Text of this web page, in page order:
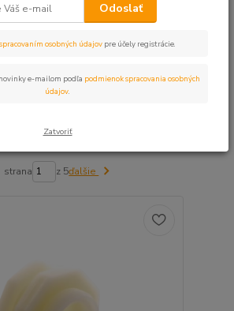
strana z 5ďalšie
Odoslať
spracovaním osobných údajov pre účely registrácie.
e-mailom podľa podmienok spracovania osobných
údajov
Zatvoriť